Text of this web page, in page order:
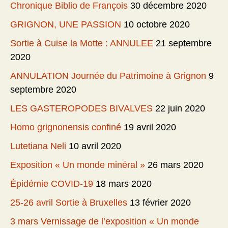
Chronique Biblio de François 30 décembre 2020
GRIGNON, UNE PASSION 10 octobre 2020
Sortie à Cuise la Motte : ANNULEE 21 septembre
2020
ANNULATION Journée du Patrimoine à Grignon 9
septembre 2020
LES GASTEROPODES BIVALVES 22 juin 2020
Homo grignonensis confiné 19 avril 2020
Lutetiana Neli 10 avril 2020
Exposition « Un monde minéral » 26 mars 2020
Épidémie COVID-19 18 mars 2020
25-26 avril Sortie à Bruxelles 13 février 2020
3 mars Vernissage de l’exposition « Un monde